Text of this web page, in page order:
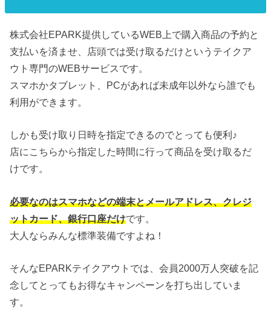
株式会社EPARK提供しているWEB上で購入商品の予約と
支払いを済ませ、店頭では受け取るだけというテイクア
ウト専門のWEBサービスです。
スマホかタブレット、PCがあれば未成年以外なら誰でも
利用ができます。
しかも受け取り日時を指定できるのでとっても便利♪
店にこちらから指定した時間に行って商品を受け取るだ
けです。
必要なのはスマホなどの端末とメールアドレス、クレジ
ットカード、銀行口座だけです。
大人ならみんな標準装備ですよね！
そんなEPARKテイクアウトでは、会員2000万人突破を記
念してとってもお得なキャンペーンを打ち出していま
す。